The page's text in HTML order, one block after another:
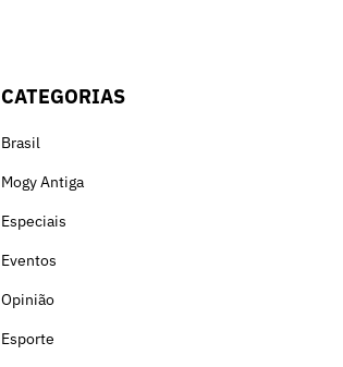
CATEGORIAS
Brasil
Mogy Antiga
Especiais
Eventos
Opinião
Esporte